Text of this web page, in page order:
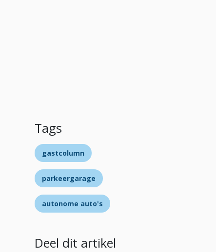
Tags
gastcolumn
parkeergarage
autonome auto's
Deel dit artikel